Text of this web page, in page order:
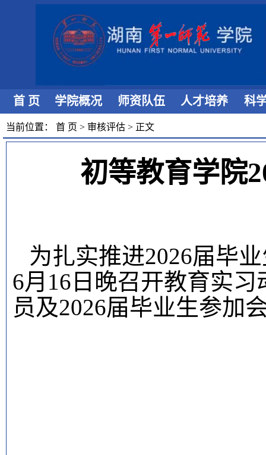
首 页 学院概况 师资队伍 人才培养 科
当前位置： 首 页 > 审核评估 > 正文
初等教育学院
为扎实推进2026届毕
6月16日晚召开教育实习
员及2026届毕业生参加